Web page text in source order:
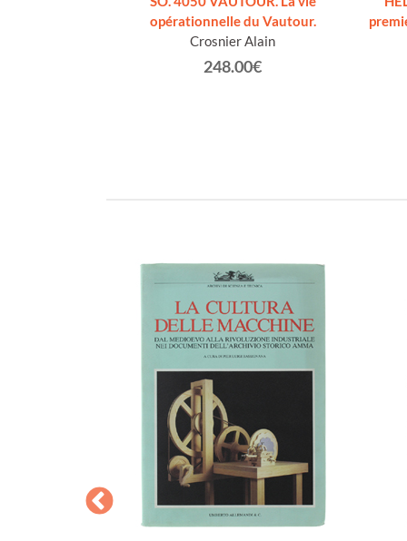
opérationnelle du Vautour.
Crosnier Alain
248.00€